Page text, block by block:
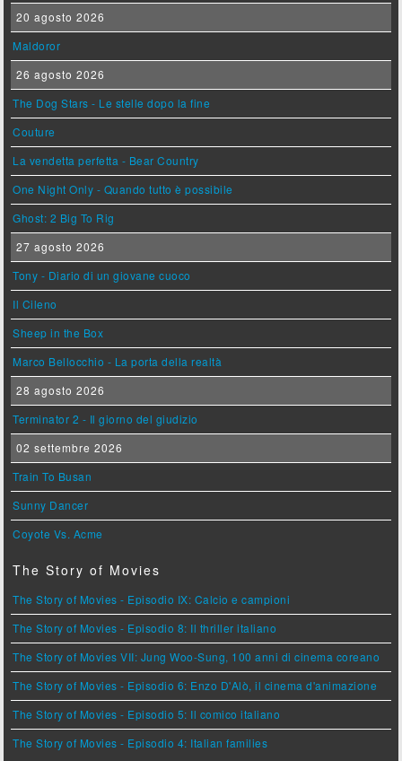
20 agosto 2026
Maldoror
26 agosto 2026
The Dog Stars - Le stelle dopo la fine
Couture
La vendetta perfetta - Bear Country
One Night Only - Quando tutto è possibile
Ghost: 2 Big To Rig
27 agosto 2026
Tony - Diario di un giovane cuoco
Il Cileno
Sheep in the Box
Marco Bellocchio - La porta della realtà
28 agosto 2026
Terminator 2 - Il giorno del giudizio
02 settembre 2026
Train To Busan
Sunny Dancer
Coyote Vs. Acme
The Story of Movies
The Story of Movies - Episodio IX: Calcio e campioni
The Story of Movies - Episodio 8: Il thriller italiano
The Story of Movies VII: Jung Woo-Sung, 100 anni di cinema coreano
The Story of Movies - Episodio 6: Enzo D'Alò, il cinema d'animazione
The Story of Movies - Episodio 5: Il comico italiano
The Story of Movies - Episodio 4: Italian families